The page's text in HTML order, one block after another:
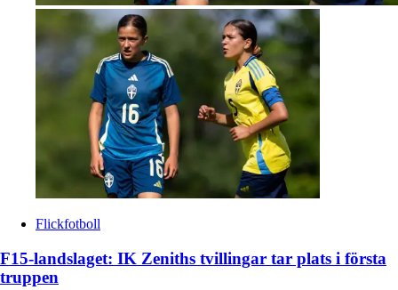
Flickfotboll
F15-landslaget: IK Zeniths tvillingar tar plats i första
truppen